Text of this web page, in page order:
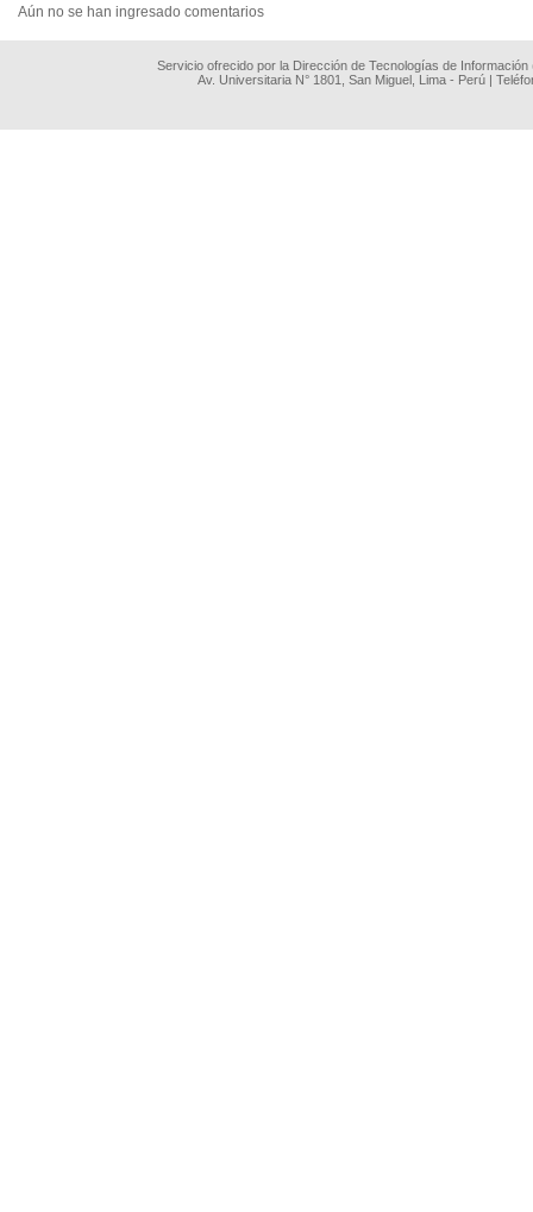
Aún no se han ingresado comentarios
Servicio ofrecido por la Dirección de Tecnologías de
Av. Universitaria N° 1801, San Miguel, Lima - Perú |